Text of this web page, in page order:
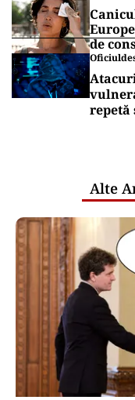
de
repetă
Alte